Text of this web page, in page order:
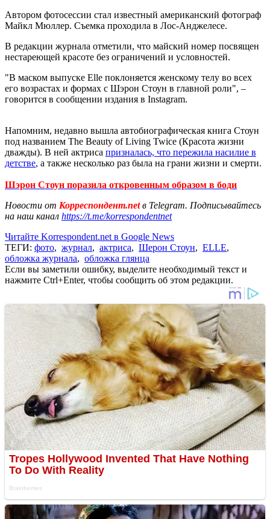
Автором фотосессии стал известный американский фотограф
Майкл Мюллер. Съемка проходила в Лос-Анджелесе.
В редакции журнала отметили, что майский номер посвящен
нестареющей красоте без ограничений и условностей.
"В маском выпуске Elle поклоняется женскому телу во всех
его возрастах и ​​формах с Шэрон Стоун в главной роли", –
говорится в сообщении издания в Instagram.
Напомним, недавно вышла автобиографическая книга Стоун
под названием The Beauty of Living Twice (Красота жизни
дважды). В ней актриса призналась, что пережила насилие в
детстве, а также несколько раз была на грани жизни и смерти.
Шэрон Стоун поразила откровенным образом в боди
Новости от Корреспондент.netв Telegram. Подписывайтесь
на наш канал https://t.me/korrespondentnet
Читайте Korrespondent.net в Google News
ТЕГИ: фото, журнал, актриса, Шерон Стоун, ELLE,
обложка журнала, обложка глянца
Если вы заметили ошибку, выделите необходимый текст и
нажмите Ctrl+Enter, чтобы сообщить об этом редакции.